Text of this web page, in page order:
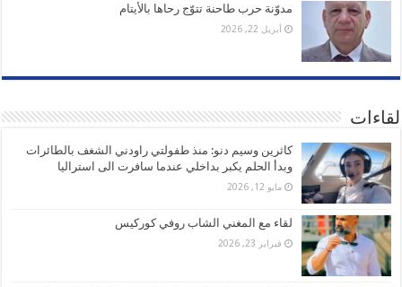
مدوّنة حرب طاحنة تتوّج رحاها بالأيتام
أبريل 22, 2026
لقاءات
كاثرين وسيم دنو: منذ طفولتي راودني الشغف بالطائرات
وبدأ الحلم يكبر بداخلي عندما سافرت الى استراليا
مايو 12, 2026
لقاء مع المغني الشاب روفي كوركيس
فبراير 23, 2026